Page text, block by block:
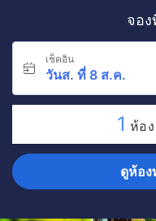
จอ
เช็คอิน
วันส. ที่ 8 ส.ค.
1 ห้อง
ดูห้อง